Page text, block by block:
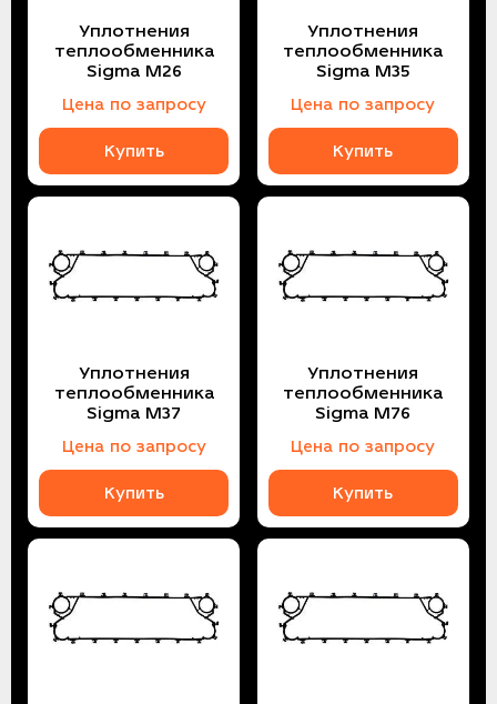
Уплотнения
теплообменника
Sigma M26
Цена по запросу
Купить
Уплотнения
теплообменника
Sigma M35
Цена по запросу
Купить
Уплотнения
теплообменника
Sigma M37
Цена по запросу
Купить
Уплотнения
теплообменника
Sigma M76
Цена по запросу
Купить